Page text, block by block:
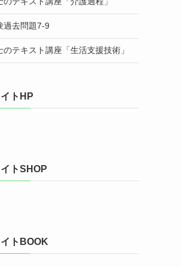
過去問題7-9
のテキスト講座「生活支援技術」
トHP
トSHOP
トBOOK